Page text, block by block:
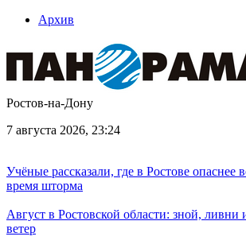
Архив
Ростов-на-Дону
7 августа 2026, 23:24
Учёные рассказали, где в Ростове опаснее
время шторма
Август в Ростовской области: зной,
ветер